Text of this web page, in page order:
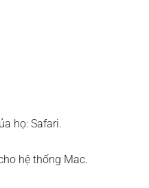
họ: Safari.
hệ thống Mac.